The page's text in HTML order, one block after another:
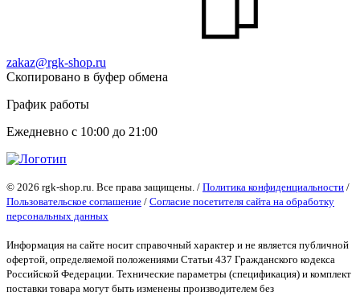
zakaz@rgk-shop.ru
Скопировано в буфер обмена
График работы
Ежедневно с 10:00 до 21:00
© 2026 rgk-shop.ru. Все права защищены. / Политика конфиденциальности /
Пользовательское соглашение / Согласие посетителя сайта на обработку
персональных данных
Информация на сайте носит справочный характер и не является публичной
офертой, определяемой положениями Статьи 437 Гражданского кодекса
Российской Федерации. Технические параметры (спецификация) и комплект
поставки товара могут быть изменены производителем без